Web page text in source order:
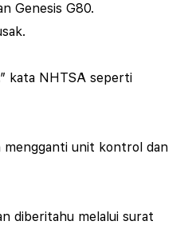
Genesis G80.
kata NHTSA seperti
mengganti unit kontrol dan
diberitahu melalui surat